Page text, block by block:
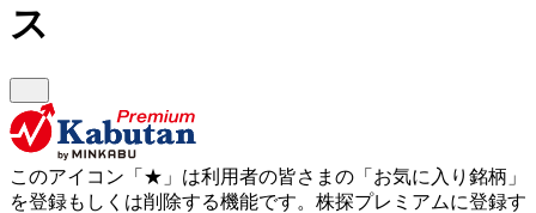
ス
このアイコン 「★」 は利用者の皆さまの 「お気に入り銘柄」
を登録もしくは削除する機能です。 株探プレミアムに登録す